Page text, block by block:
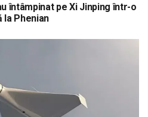
întâmpinat pe Xi Jinping într-o
Phenian